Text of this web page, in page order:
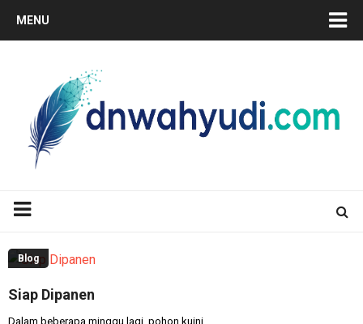
MENU
Siap Dipanen
Blog
Dalam beberapa minggu lagi, pohon kuini...